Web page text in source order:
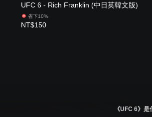
UFC 6 - Rich Franklin (中日英韓文版)
省下10%
NT$150
《UFC 6》